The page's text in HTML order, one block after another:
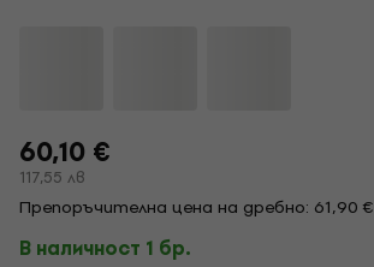
60,10 €
117,55 лв
Препоръчителна цена на дребно: 61,90 €
В наличност 1 бр.